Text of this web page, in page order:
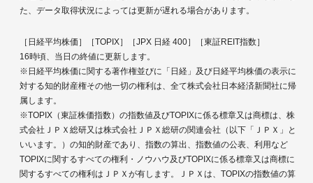
た、データ取得状況によっては更新が遅れる場合があります。
［日経平均株価］［TOPIX］［JPX 日経 400］［東証REIT指数］
16時頃、当日の終値に更新します。
※日経平均株価に関する著作権並びに「日経」及び日経平均株価の表示に
対する知的財産権その他一切の権利は、全て株式会社日本経済新聞社に帰
属します。
※TOPIX（東証株価指数）の指数値及びTOPIXに係る標章又は商標は、株
式会社ＪＰＸ総研又は株式会社ＪＰＸ総研の関連会社（以下「ＪＰＸ」と
いいます。）の知的財産であり、指数の算出、指数値の公表、利用など
TOPIXに関するすべての権利・ノウハウ及びTOPIXに係る標章又は商標に
関するすべての権利はＪＰＸが有します。ＪＰＸは、TOPIXの指数値の算